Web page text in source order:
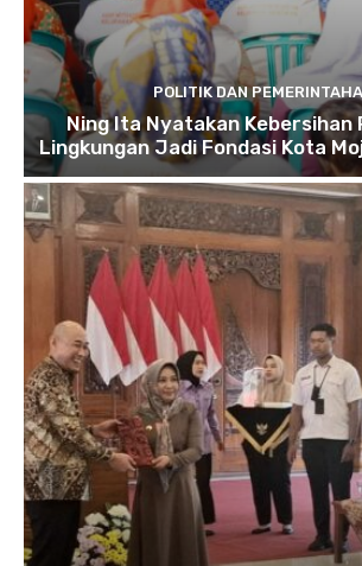
POLITIK DAN
Ning Ita Nyatakan Kebersihan
Lingkungan Jadi Fondasi Kota